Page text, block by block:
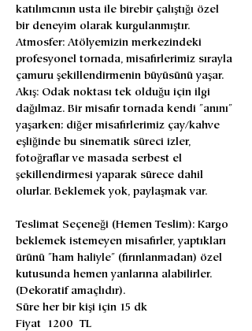
katılımcının usta ile birebir çalıştığı özel
bir deneyim olarak kurgulanmıştır.
​Atmosfer: Atölyemizin merkezindeki
profesyonel tornada, misafirlerimiz sırayla
çamuru şekillendirmenin büyüsünü yaşar.
​Akış: Odak noktası tek olduğu için ilgi
dağılmaz. Bir misafir tornada kendi "anını"
yaşarken; diğer misafirlerimiz çay/kahve
eşliğinde bu sinematik süreci izler,
fotoğraflar ve masada serbest el
şekillendirmesi yaparak sürece dahil
olurlar. Beklemek yok, paylaşmak var.
Teslimat Seçeneği (Hemen Teslim): Kargo
beklemek istemeyen misafirler, yaptıkları
ürünü "ham haliyle" (fırınlanmadan) özel
kutusunda hemen yanlarına alabilirler.
(Dekoratif amaçlıdır).
Süre her bir kişi için 15 dk
Fiyat 1200 TL